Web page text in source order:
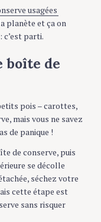
usagées
planète et ça on
c’est parti.
boîte de
pois – carottes,
mais vous ne savez
de panique !
de conserve, puis
se décolle
séchez votre
cette étape est
sans risquer